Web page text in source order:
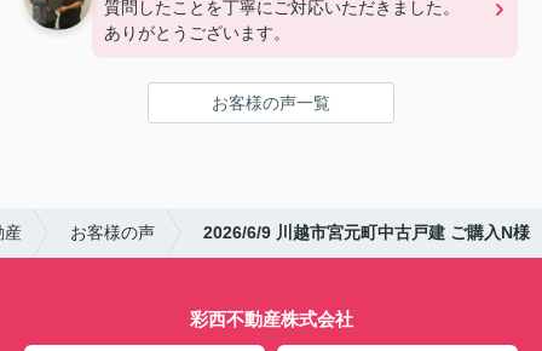
質問したことを丁寧にご対応いただきました。
ありがとうございます。
お客様の声一覧
産 お客様の声 2026/6/9 川越市宮元町中古戸建 ご購入N様
彩西不動産株式会社